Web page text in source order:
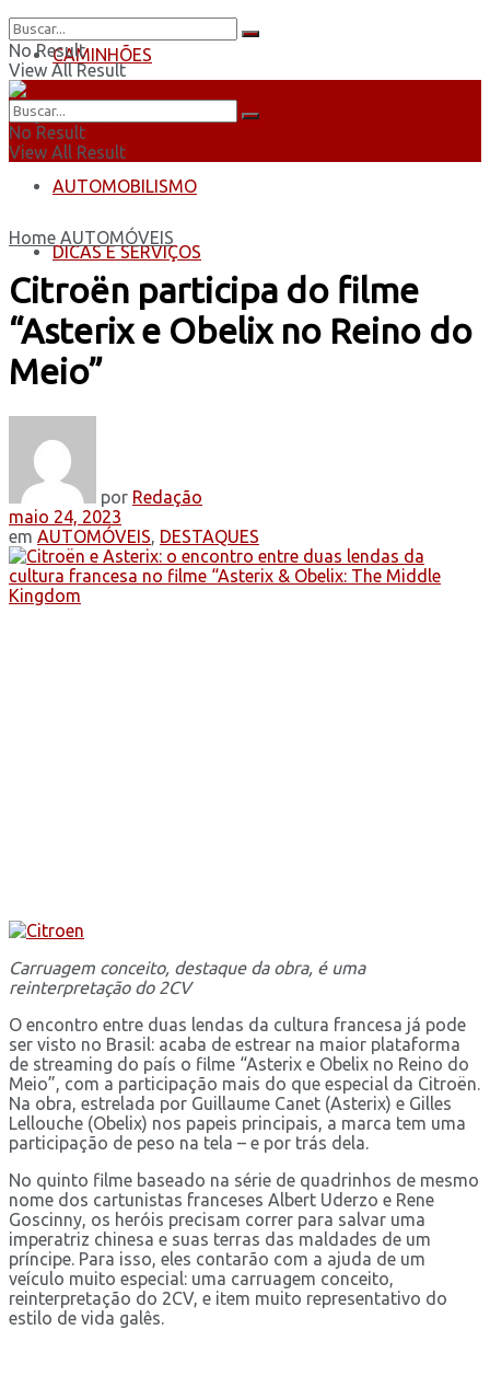
CAMINHÕES
ÔNIBUS
AUTOMOBILISMO
DICAS E SERVIÇOS
No Result
View All Result
No Result
View All Result
Home AUTOMÓVEIS
Citroën participa do filme
“Asterix e Obelix no Reino do
Meio”
por Redação
maio 24, 2023
em AUTOMÓVEIS, DESTAQUES
Carruagem conceito, destaque da obra, é uma
reinterpretação do 2CV
O encontro entre duas lendas da cultura francesa já pode
ser visto no Brasil: acaba de estrear na maior plataforma
de streaming do país o filme “Asterix e Obelix no Reino do
Meio”, com a participação mais do que especial da Citroën.
Na obra, estrelada por Guillaume Canet (Asterix) e Gilles
Lellouche (Obelix) nos papeis principais, a marca tem uma
participação de peso na tela – e por trás dela.
No quinto filme baseado na série de quadrinhos de mesmo
nome dos cartunistas franceses Albert Uderzo e Rene
Goscinny, os heróis precisam correr para salvar uma
imperatriz chinesa e suas terras das maldades de um
príncipe. Para isso, eles contarão com a ajuda de um
veículo muito especial: uma carruagem conceito,
reinterpretação do 2CV, e item muito representativo do
estilo de vida galês.